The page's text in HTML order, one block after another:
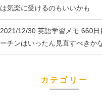
は気楽に受けるのもいいかも
2021/12/30 英語学習メモ 660日
ーチンはいったん見直すべきか
カテゴリー